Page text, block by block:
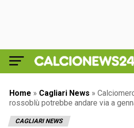
Home » Cagliari News »
rossoblù potrebbe andare via a
CAGLIARI NEWS